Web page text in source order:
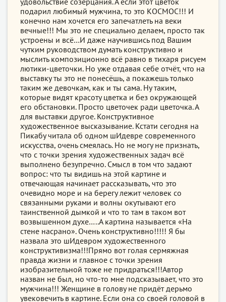
подарил любимый мужчина, то это КОСМОС!!! И
конечно нам хочется его запечатлеть на веки
вечные!!! Мы это не специально делаем, просто так
устроены и всё…И даже научившись под Вашим
чутким руководством думать конструктивно и
мыслить композиционно всё равно в тихаря рисуем
лютики-цветочки. Но уже отдавая себе отчёт, что на
выставку ты это не понесёшь, а покажешь только
таким же девочкам, как и ты сама. Ну таким,
которые видят красоту цветка и без окружающей
его обстановки. Просто цветочек ради цветочка. А
для выставки другое. Конструктивное
художественное высказывание. Кстати сегодня на
Пикабу читала об одном шИдевре современного
искусства, очень смеялась. Но не могу не признать,
что с точки зрения художественных задач всё
выполнено безупречно. Смысл в том что задают
вопрос: что ты видишь на этой картине и
отвечающая начинает рассказывать, что это
очевидно море и на берегу лежит человек со
связанными руками и волны окутывают его
таинственной дымкой и что то там в таком вот
возвышенном духе…..А картина называется «На
стене насрано». Очень конструктивно!!!!! Я бы
назвала это шИдевром художественного
конструктивизма!!!Прямо вот голая сермяжная
правда жизни и главное с точки зрения
изобразительной тоже не придраться!!!Автор
назван не был, но что-то мне подсказывает, что это
мужчина!!! Женщине в голову не придёт дерьмо
увековечить в картине. Если она со своей головой в